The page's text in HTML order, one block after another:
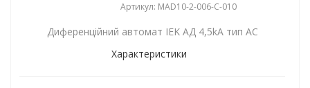
Артикул: MAD10-2-006-C-010
Диференційний автомат IEK АД 4,5kA тип АС
Характеристики